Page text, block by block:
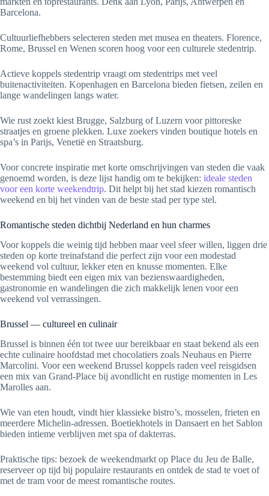
Barcelona.
Cultuurliefhebbers selecteren steden met musea en theaters. Florence,
Rome, Brussel en Wenen scoren hoog voor een culturele stedentrip.
Actieve koppels stedentrip vraagt om stedentrips met veel
buitenactiviteiten. Kopenhagen en Barcelona bieden fietsen, zeilen en
lange wandelingen langs water.
Wie rust zoekt kiest Brugge, Salzburg of Luzern voor pittoreske
straatjes en groene plekken. Luxe zoekers vinden boutique hotels en
spa’s in Parijs, Venetië en Straatsburg.
Voor concrete inspiratie met korte omschrijvingen van steden die vaak
genoemd worden, is deze lijst handig om te bekijken: ideale steden
voor een korte weekendtrip. Dit helpt bij het stad kiezen romantisch
weekend en bij het vinden van de beste stad per type stel.
Romantische steden dichtbij Nederland en hun charmes
Voor koppels die weinig tijd hebben maar veel sfeer willen, liggen drie
steden op korte treinafstand die perfect zijn voor een modestad
weekend vol cultuur, lekker eten en knusse momenten. Elke
bestemming biedt een eigen mix van bezienswaardigheden,
gastronomie en wandelingen die zich makkelijk lenen voor een
weekend vol verrassingen.
Brussel — cultureel en culinair
Brussel is binnen één tot twee uur bereikbaar en staat bekend als een
echte culinaire hoofdstad met chocolatiers zoals Neuhaus en Pierre
Marcolini. Voor een weekend Brussel koppels raden veel reisgidsen
een mix van Grand-Place bij avondlicht en rustige momenten in Les
Marolles aan.
Wie van eten houdt, vindt hier klassieke bistro’s, mosselen, frieten en
meerdere Michelin-adressen. Boetiekhotels in Dansaert en het Sablon
bieden intieme verblijven met spa of dakterras.
Praktische tips: bezoek de weekendmarkt op Place du Jeu de Balle,
reserveer op tijd bij populaire restaurants en ontdek de stad te voet of
met de tram voor de meest romantische routes.